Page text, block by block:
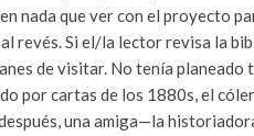
nada que ver con el proyecto
revés. Si el/la lector revisa la
de visitar. No tenía
por cartas de los 1880s, el
una amiga—la